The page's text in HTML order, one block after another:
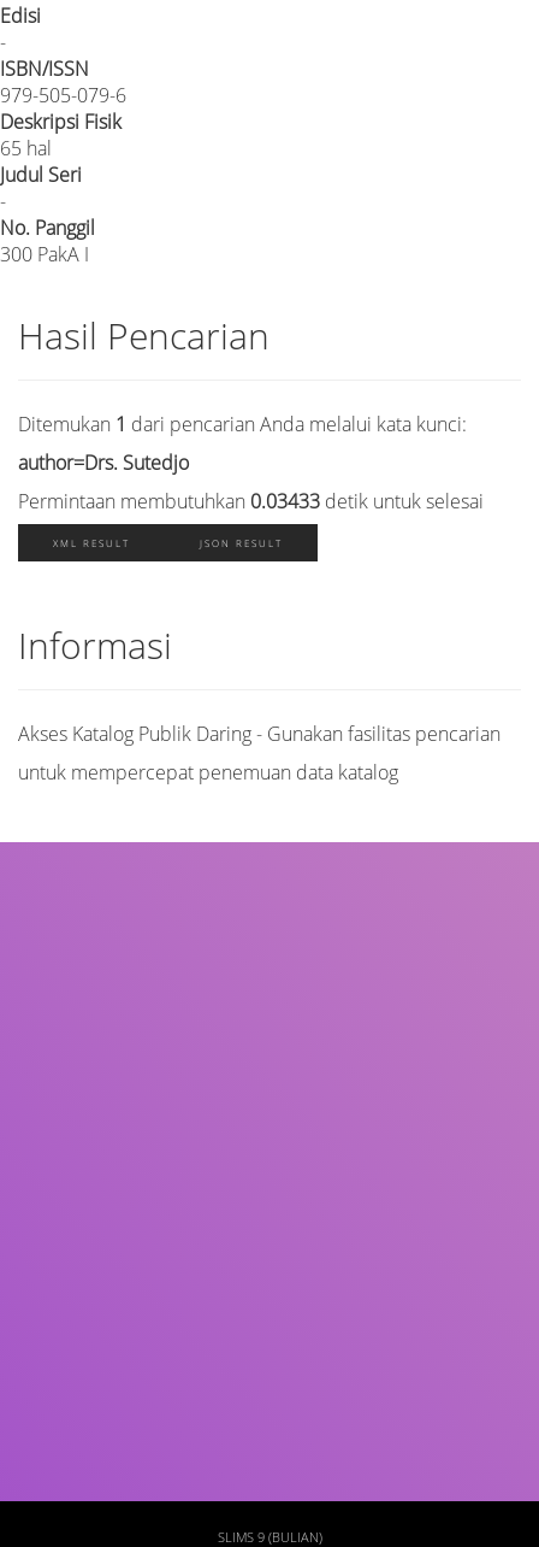
Edisi
-
ISBN/ISSN
979-505-079-6
Deskripsi Fisik
65 hal
Judul Seri
-
No. Panggil
300 PakA I
Hasil Pencarian
Ditemukan 1 dari pencarian Anda melalui kata kunci:
author=Drs. Sutedjo
Permintaan membutuhkan 0.03433 detik untuk selesai
XML RESULT JSON RESULT
Informasi
Akses Katalog Publik Daring - Gunakan fasilitas pencarian
untuk mempercepat penemuan data katalog
SLIMS 9 (BULIAN)